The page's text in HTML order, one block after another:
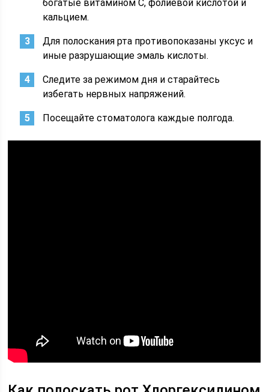
богатые витамином C, фолиевой кислотой и
кальцием.
Для полоскания рта противопоказаны уксус и
иные разрушающие эмаль кислоты.
Следите за режимом дня и старайтесь
избегать нервных напряжений.
Посещайте стоматолога каждые полгода.